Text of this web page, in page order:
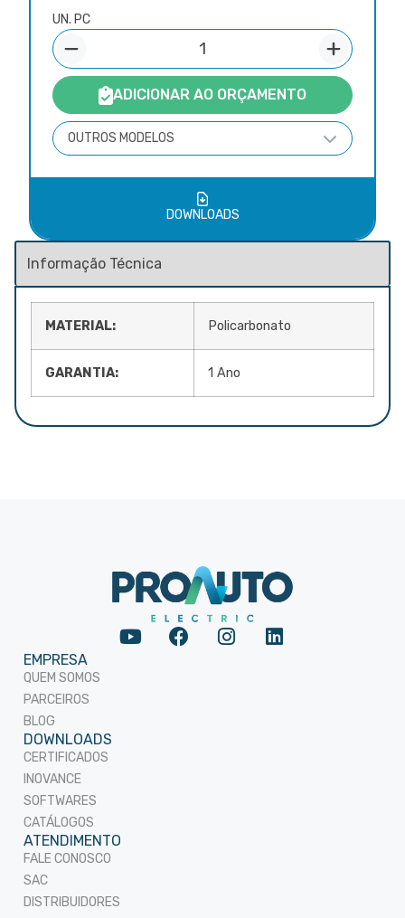
UN. PC
ADICIONAR AO ORÇAMENTO
OUTROS MODELOS
DOWNLOADS
MATERIAL: Policarbonato
GARANTIA: 1 Ano
EMPRESA
QUEM SOMOS
PARCEIROS
BLOG
DOWNLOADS
CERTIFICADOS
INOVANCE
SOFTWARES
CATÁLOGOS
ATENDIMENTO
FALE CONOSCO
SAC
DISTRIBUIDORES